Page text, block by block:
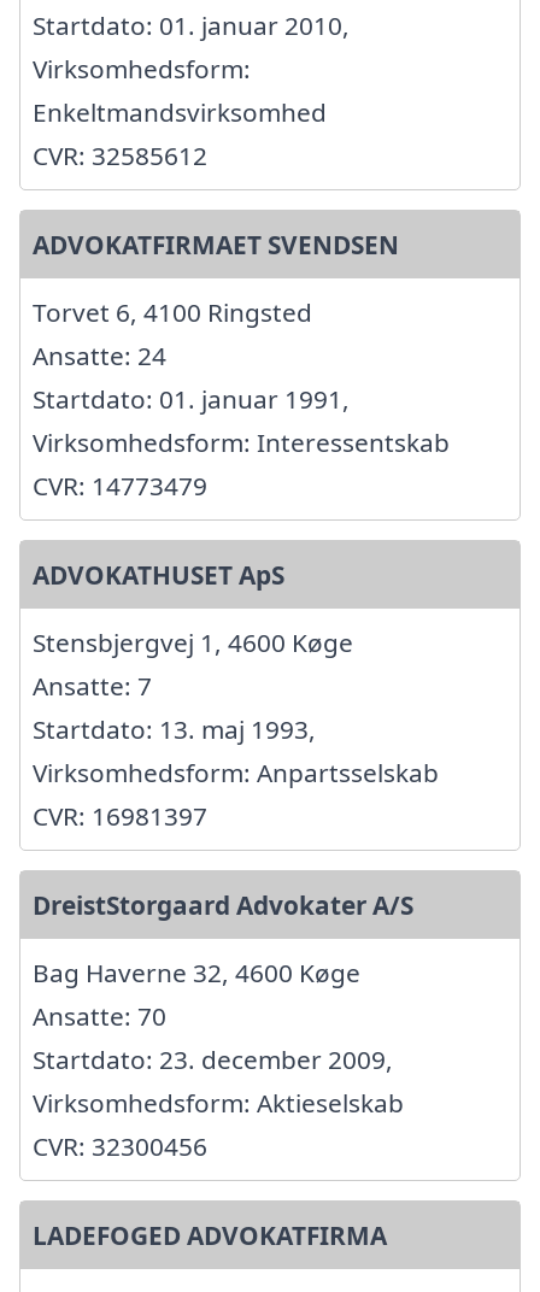
Startdato: 01. januar 2010,
Virksomhedsform:
Enkeltmandsvirksomhed
CVR: 32585612
ADVOKATFIRMAET SVENDSEN
Torvet 6, 4100 Ringsted
Ansatte: 24
Startdato: 01. januar 1991,
Virksomhedsform: Interessentskab
CVR: 14773479
ADVOKATHUSET ApS
Stensbjergvej 1, 4600 Køge
Ansatte: 7
Startdato: 13. maj 1993,
Virksomhedsform: Anpartsselskab
CVR: 16981397
DreistStorgaard Advokater A/S
Bag Haverne 32, 4600 Køge
Ansatte: 70
Startdato: 23. december 2009,
Virksomhedsform: Aktieselskab
CVR: 32300456
LADEFOGED ADVOKATFIRMA